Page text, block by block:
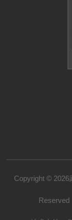
Copyright © 2026